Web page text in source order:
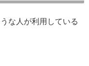
な人が利用している